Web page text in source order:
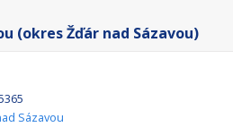
(okres Žďár nad Sázavou)
Sázavou